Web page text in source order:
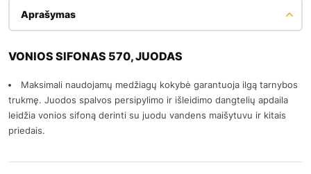
Aprašymas
VONIOS SIFONAS 570, JUODAS
Maksimali naudojamų medžiagų kokybė garantuoja ilgą tarnybos
trukmę. Juodos spalvos persipylimo ir išleidimo dangtelių apdaila
leidžia vonios sifoną derinti su juodu vandens maišytuvu ir kitais
priedais.